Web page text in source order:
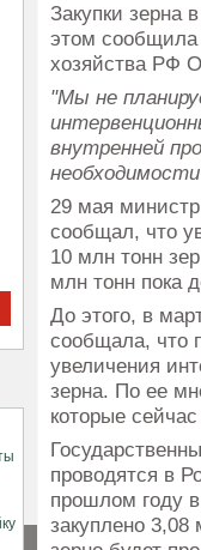
Закупки зерна
этом сообщила
хозяйства РФ
"Мы не
внутренней
29 мая
сообщал, что
10 млн тонн
млн тонн пока
До этого, в
сообщала, что
увеличения
зерна. По ее
которые
проводятся в
прошлом году
закуплено